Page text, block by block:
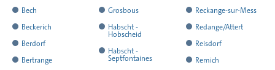
a
rendu
l'ensemble
de
Bech
a
rendu
l'ensemble
Beckerich
a
rendu
Berdorf
a Bertrange
a
rendu
l'ensemble
de
Grosbous
a
rendu
l'ensemble
Habscht -
Hobscheid
a
rendu
Habscht -
Septfontaines
rendu
l'ensemble
de
résultats
a
rendu
l'ensemble
de
Reckange-sur-Mess
a
rendu
l'ensemble
Redange/Attert
a
rendu
Reisdorf
a Remich